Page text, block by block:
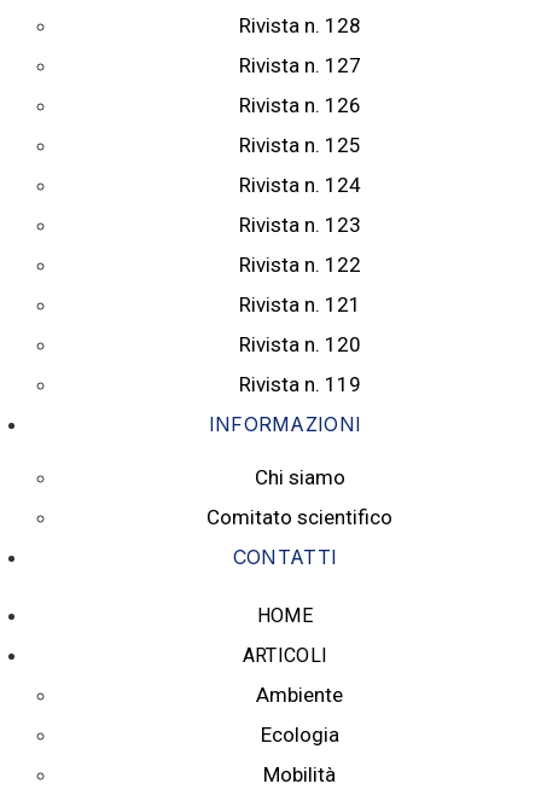
Rivista n. 128
Rivista n. 127
Rivista n. 126
Rivista n. 125
Rivista n. 124
Rivista n. 123
Rivista n. 122
Rivista n. 121
Rivista n. 120
Rivista n. 119
INFORMAZIONI
Chi siamo
Comitato scientifico
CONTATTI
HOME
ARTICOLI
Ambiente
Ecologia
Mobilità